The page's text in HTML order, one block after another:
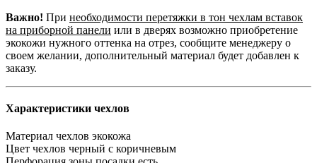
Важно! При необходимости перетяжки в тон чехлам вставок
на приборной панели или в дверях возможно приобретение
экокожи нужного оттенка на отрез, сообщите менеджеру о
своем желании, дополнительный материал будет добавлен к
заказу.
Характеристики чехлов
Материал чехлов экокожа
Цвет чехлов черный с коричневым